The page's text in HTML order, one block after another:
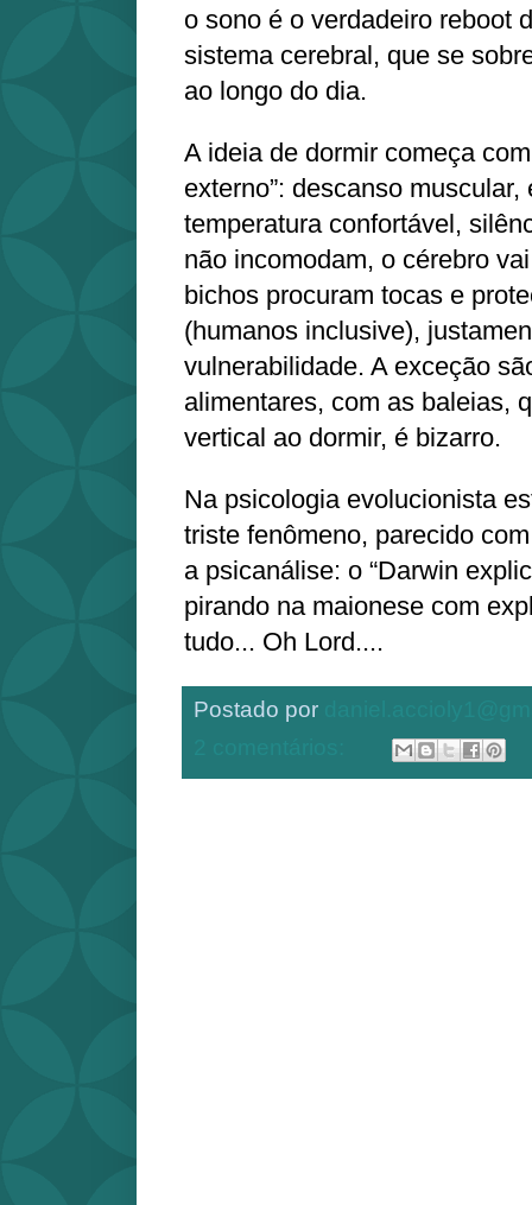
o sono é o verdadeiro reboot
sistema cerebral, que se
ao longo do dia.
A ideia de dormir começa
externo”: descanso muscular,
temperatura confortável,
não incomodam, o cérebro
bichos procuram tocas e
(humanos inclusive),
vulnerabilidade. A exceção
alimentares, com as baleias,
vertical ao dormir, é bizarro.
Na psicologia evolucionista
triste fenômeno, parecido
a psicanálise: o “Darwin
pirando na maionese com
tudo... Oh Lord....
Postado por